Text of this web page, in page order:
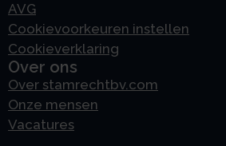
AVG
Cookievoorkeuren instellen
Cookieverklaring
Over ons
Over stamrechtbv.com
Onze mensen
Vacatures